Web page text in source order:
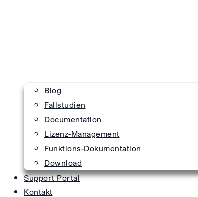
Blog
Fallstudien
Documentation
Lizenz-Management
Funktions-Dokumentation
Download
Support Portal
Kontakt